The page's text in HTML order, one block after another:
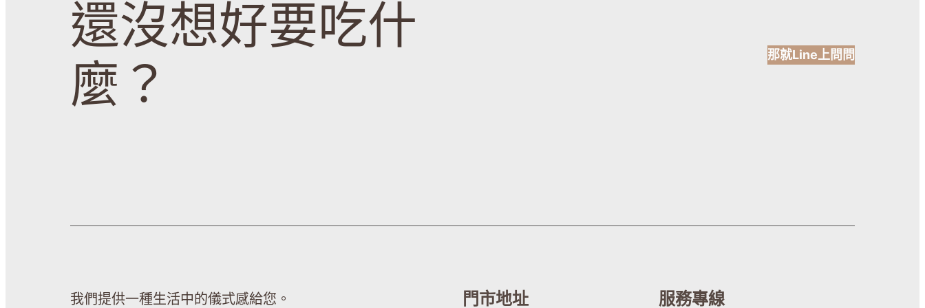
還沒想好要吃什
麼？
那就Line上問問
我們提供一種生活中的儀式感給您。 門市地址 服務專線